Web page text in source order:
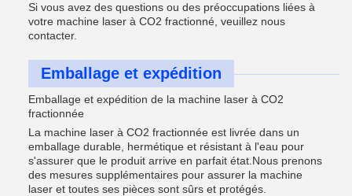
Si vous avez des questions ou des préoccupations liées à
votre machine laser à CO2 fractionné, veuillez nous
contacter.
Emballage et expédition
Emballage et expédition de la machine laser à CO2
fractionnée
La machine laser à CO2 fractionnée est livrée dans un
emballage durable, hermétique et résistant à l'eau pour
s'assurer que le produit arrive en parfait état.Nous prenons
des mesures supplémentaires pour assurer la machine
laser et toutes ses pièces sont sûrs et protégés.